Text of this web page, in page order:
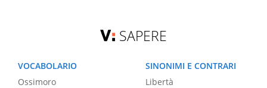
SAPERE
VOCABOLARIO
Ossimoro
SINONIMI E CONTRARI
Libertà